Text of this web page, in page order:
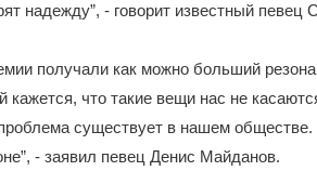
надежду”, - говорит известный певец
получали как можно больший
что такие вещи нас не
существует в нашем обществе.
- заявил певец Денис Майданов.